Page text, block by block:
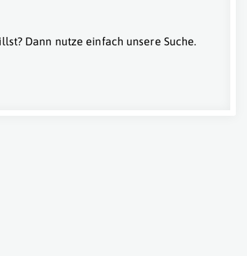
Dann nutze einfach unsere Suche.